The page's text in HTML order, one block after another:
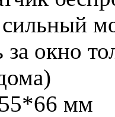
за окно
мм